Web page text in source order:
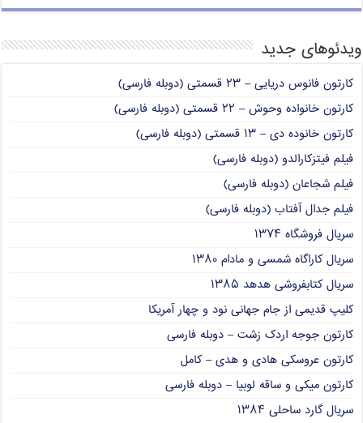
ویدئوهای جدید
کارتون فانوس دریایی – ۲۳ قسمتی (دوبله فارسی)
کارتون خانواده وحوش – ۲۲ قسمتی (دوبله فارسی)
کارتون خانوده دی – ۱۳ قسمتی (دوبله فارسی)
فیلم فیتزکارالدو (دوبله فارسی)
فیلم شجاعان (دوبله فارسی)
فیلم جدال آفتاب (دوبله فارسی)
سریال فروشگاه ۱۳۷۴
سریال کاراگاه شمسی و مادام ۱۳۸۰
سریال کتابفروشی هدهد ۱۳۸۵
کلیپ قدیمی از جام جهانی نود و چهار آمریکا
کارتون جوجه اردک زشت – دوبله فارسی
کارتون عروسکی هادی و هدی – کامل
کارتون میکی و ساقه لوبیا – دوبله فارسی
سریال گارد ساحلی ۱۳۸۴